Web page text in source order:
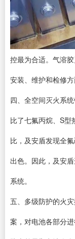
控最为合适。气溶
安装、维护和检修方
四、全空间灭火系
比了七氟丙烷、S型
比，及安盾发现全
出色。因此，及安
系统。
五、多级防护的火
案，对电池各部分